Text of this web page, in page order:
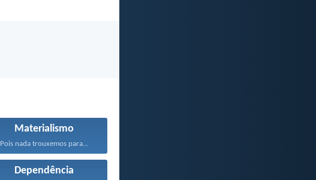
Materialismo
Pois nada trouxemos para...
Dependência